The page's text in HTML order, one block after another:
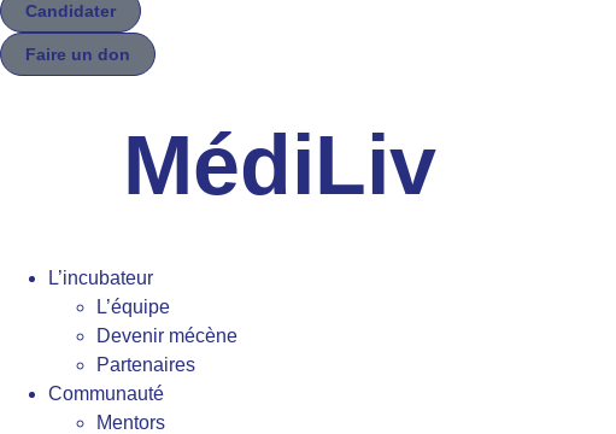
Candidater
Faire un don
MédiLiv
L’incubateur
L’équipe
Devenir mécène
Partenaires
Communauté
Mentors